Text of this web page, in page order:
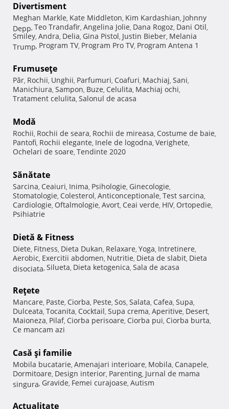
Divertisment
Meghan Markle, Kate Middleton, Kim Kardashian, Johnny
Depp, Teo Trandafir, Angelina Jolie, Dana Rogoz, Dani Otil,
Smiley, Andra, Delia, Gina Pistol, Justin Bieber, Melania
Trump, Program TV, Program Pro TV, Program Antena 1
Frumuseţe
Păr, Rochii, Unghii, Parfumuri, Coafuri, Machiaj, Sani,
Manichiura, Sampon, Buze, Celulita, Machiaj ochi,
Tratament celulita, Salonul de acasa
Modă
Rochii, Rochii de seara, Rochii de mireasa, Costume de baie,
Pantofi, Rochii elegante, Inele de logodna, Verighete,
Ochelari de soare, Tendinte 2020
Sănătate
Sarcina, Ceaiuri, Inima, Psihologie, Ginecologie,
Stomatologie, Colesterol, Anticonceptionale, Test sarcina,
Cardiologie, Oftalmologie, Avort, Ceai verde, HIV, Ortopedie,
Psihiatrie
Dietă & Fitness
Diete, Fitness, Dieta Dukan, Relaxare, Yoga, Intretinere,
Aerobic, Exercitii abdomen, Nutritie, Dieta de slabit, Dieta
disociata, Silueta, Dieta ketogenica, Sala de acasa
Reţete
Mancare, Paste, Ciorba, Peste, Sos, Salata, Cafea, Supa,
Dulceata, Tocanita, Cocktail, Supa crema, Aperitive, Desert,
Maioneza, Pilaf, Ciorba perisoare, Ciorba pui, Ciorba burta,
Ce mancam azi
Casă şi familie
Mobila bucatarie, Amenajari interioare, Mobila, Canapele,
Dormitoare, Design interior, Parenting, Jurnal de mama
singura, Gravide, Femei curajoase, Autism
Actualitate